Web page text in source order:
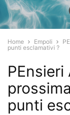
Home Empoli
punti esclamativi ?
PEnsieri
punti